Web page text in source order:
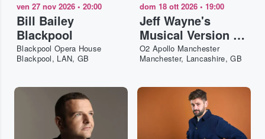
ven 27 nov 2026 • 20:00
Bill Bailey
Blackpool
Blackpool Opera House
Blackpool, LAN, GB
dom 18 ott 2026 • 19:00
Jeff Wayne's
Musical Version of
The War of The
Worlds Manchester
O2 Apollo Manchester
Manchester, Lancashire, GB